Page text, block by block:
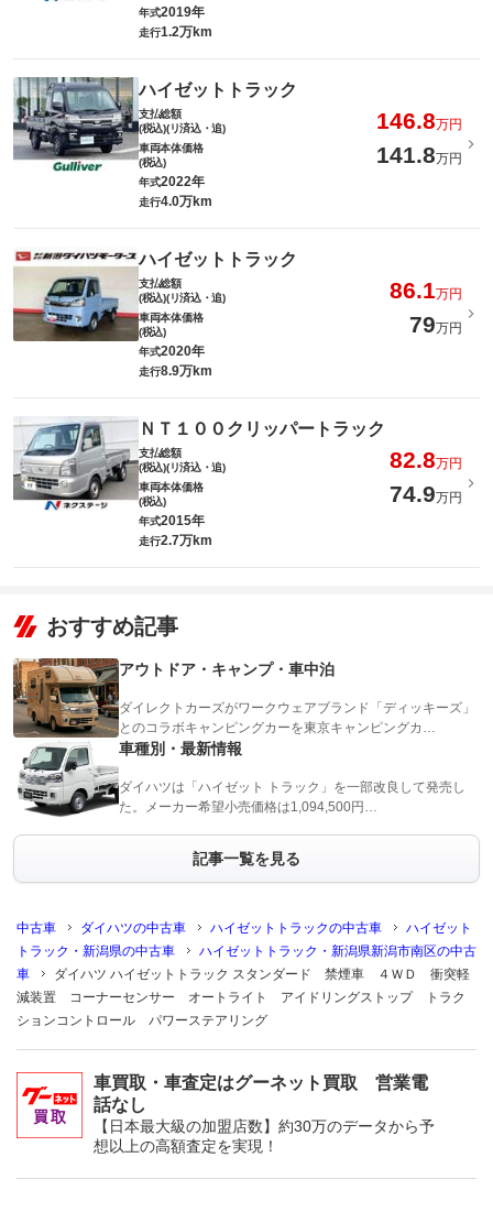
年式2019年
走行1.2万km
ハイゼットトラック
支払総額
(税込)(リ済込・追)
146.8万円
車両本体価格
(税込)
141.8万円
年式2022年
走行4.0万km
ハイゼットトラック
支払総額
(税込)(リ済込・追)
86.1万円
車両本体価格
(税込)
79万円
年式2020年
走行8.9万km
ＮＴ１００クリッパートラック
支払総額
(税込)(リ済込・追)
82.8万円
車両本体価格
(税込)
74.9万円
年式2015年
走行2.7万km
おすすめ記事
アウトドア・キャンプ・車中泊
ダイレクトカーズがワークウェアブランド「ディッキーズ」
とのコラボキャンピングカーを東京キャンピングカ…
車種別・最新情報
ダイハツは「ハイゼット トラック」を一部改良して発売し
た。メーカー希望小売価格は1,094,500円…
記事一覧を見る
中古車 ダイハツの中古車 ハイゼットトラックの中古車
ハイゼット
トラック・新潟県の中古車
ハイゼットトラック・新潟県新潟市南区の中古
車
ダイハツ ハイゼットトラック スタンダード 禁煙車 ４ＷＤ 衝突軽
減装置 コーナーセンサー オートライト アイドリングストップ トラク
ションコントロール パワーステアリング
車買取・車査定はグーネット買取 営業電
話なし
【日本最大級の加盟店数】約30万のデータから予
想以上の高額査定を実現！